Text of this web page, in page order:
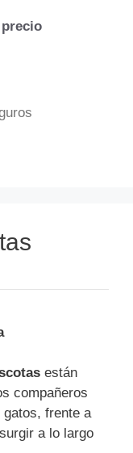
están
compañeros
frente a
a lo largo